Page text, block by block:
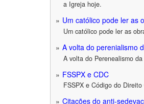
a Igreja hoje.
Um católico pode ler as
Um católico pode ler as
A volta do perenialismo
A volta do Perenealismo
FSSPX e CDC
FSSPX e Código do
Citações do anti-